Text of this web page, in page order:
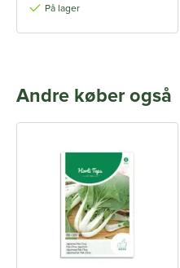
På lager
Andre køber også